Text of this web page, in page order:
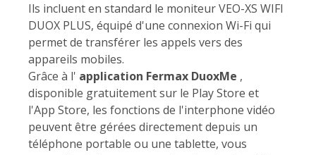
Ils incluent en standard le moniteur VEO-XS WIFI
DUOX PLUS, équipé d'une connexion Wi-Fi qui
permet de transférer les appels vers des
appareils mobiles.
Grâce à l' application Fermax DuoxMe ,
disponible gratuitement sur le Play Store et
l'App Store, les fonctions de l'interphone vidéo
peuvent être gérées directement depuis un
téléphone portable ou une tablette, vous